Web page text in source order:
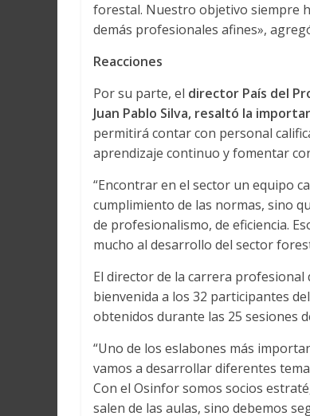
forestal. Nuestro objetivo siempre
demás profesionales afines»,
Reacciones
Por su parte, el director País del
Juan Pablo Silva, resaltó la
permitirá contar con personal
aprendizaje continuo y fomentar
“Encontrar en el sector un equipo
cumplimiento de las normas, sino
de profesionalismo, de eficiencia.
mucho al desarrollo del sector
El director de la carrera profesional
bienvenida a los 32 participantes
obtenidos durante las 25 sesiones
“Uno de los eslabones más
vamos a desarrollar diferentes
Con el Osinfor somos socios
salen de las aulas, sino debemos